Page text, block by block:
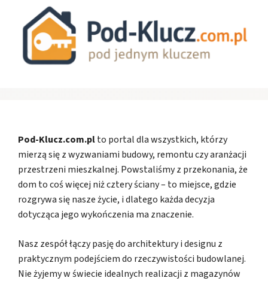
Pod-Klucz.com.plto portal dla wszystkich, którzy
mierzą się z wyzwaniami budowy, remontu czy aranżacji
przestrzeni mieszkalnej. Powstaliśmy z przekonania, że
dom to coś więcej niż cztery ściany – to miejsce, gdzie
rozgrywa się nasze życie, i dlatego każda decyzja
dotycząca jego wykończenia ma znaczenie.
Nasz zespół łączy pasję do architektury i designu z
praktycznym podejściem do rzeczywistości budowlanej.
Nie żyjemy w świecie idealnych realizacji z magazynów